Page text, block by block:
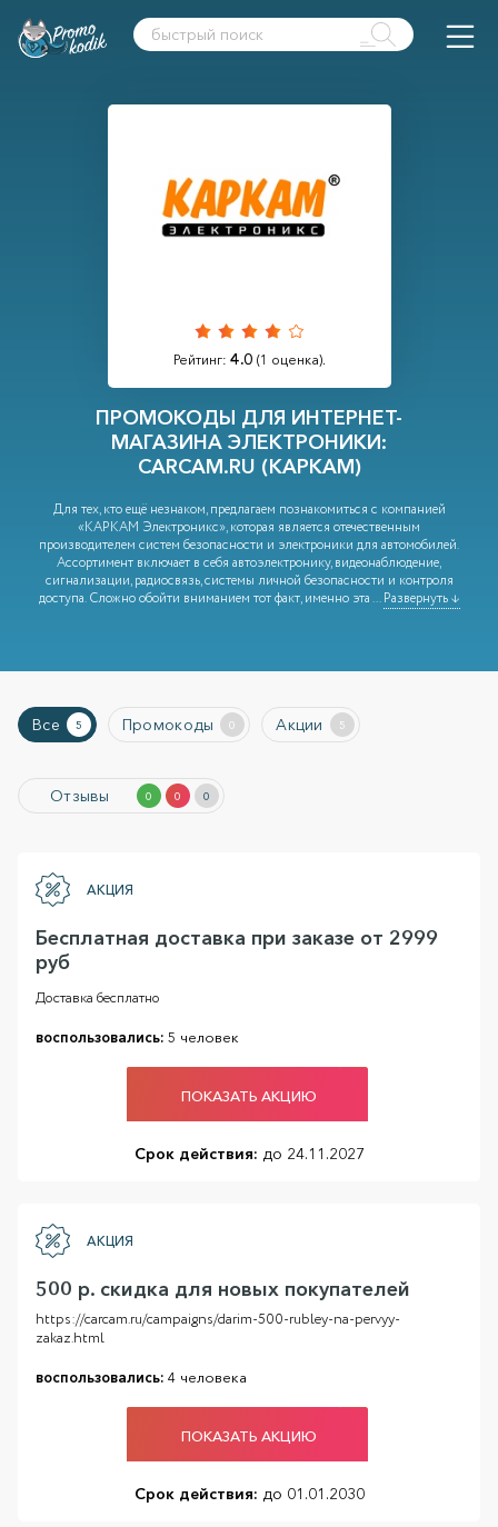
Рейтинг: 4.0 (1 оценка).
ПРОМОКОДЫ ДЛЯ ИНТЕРНЕТ-
МАГАЗИНА ЭЛЕКТРОНИКИ:
CARCAM.RU (КАРКАМ)
Для тех, кто ещё незнаком, предлагаем познакомиться с компанией
«КАРКАМ Электроникс», которая является отечественным
производителем систем безопасности и электроники для автомобилей.
Ассортимент включает в себя автоэлектронику, видеонаблюдение,
сигнализации, радиосвязь, системы личной безопасности и контроля
доступа. Сложно обойти вниманием тот факт, именно эта...Развернуть ↓
Все 5 Промокоды 0 Акции 5
Отзывы 0 0 0
АКЦИЯ
Бесплатная доставка при заказе от 2999
руб
Доставка бесплатно
воспользовались: 5 человек
ПОКАЗАТЬ АКЦИЮ
Срок действия: до 24.11.2027
АКЦИЯ
500 р. скидка для новых покупателей
https://carcam.ru/campaigns/darim-500-rubley-na-pervyy-
zakaz.html
воспользовались: 4 человека
ПОКАЗАТЬ АКЦИЮ
Срок действия: до 01.01.2030